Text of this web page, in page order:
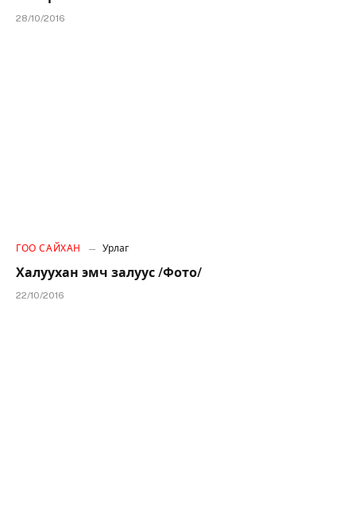
28/10/2016
ГОО САЙХАН Урлаг
Халуухан эмч залуус /Фото/
22/10/2016